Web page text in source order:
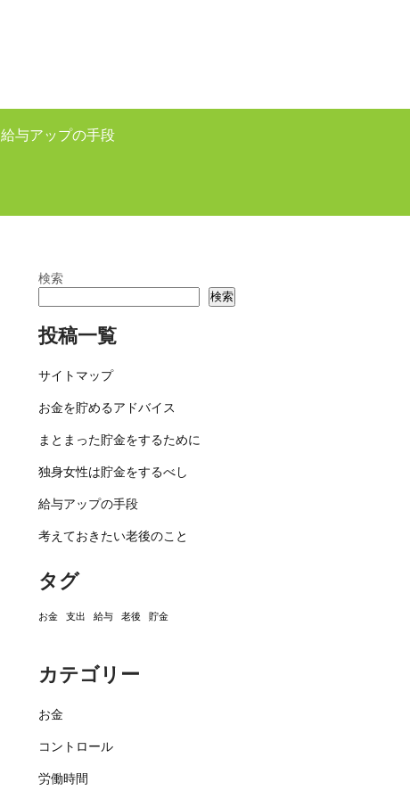
給与アップの手段
検索
検索
投稿一覧
サイトマップ
お金を貯めるアドバイス
まとまった貯金をするために
独身女性は貯金をするべし
給与アップの手段
考えておきたい老後のこと
タグ
お金 支出 給与 老後 貯金
カテゴリー
お金
コントロール
労働時間